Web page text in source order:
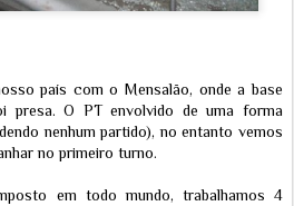
país com o Mensalão, onde a base
presa. O PT envolvido de uma forma
nenhum partido), no entanto vemos
no primeiro turno.
em todo mundo, trabalhamos 4